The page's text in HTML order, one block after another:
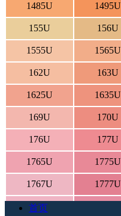
1485U 1495U
155U 156U
1555U 1565U
162U 163U
1625U 1635U
169U 170U
176U 177U
1765U 1775U
1767U 1777U
182U
首页